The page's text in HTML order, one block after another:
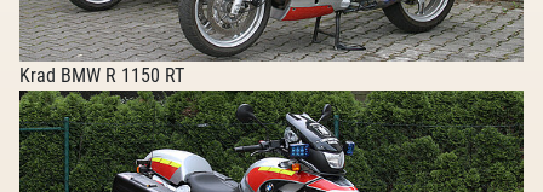
Krad BMW R 1150 RT